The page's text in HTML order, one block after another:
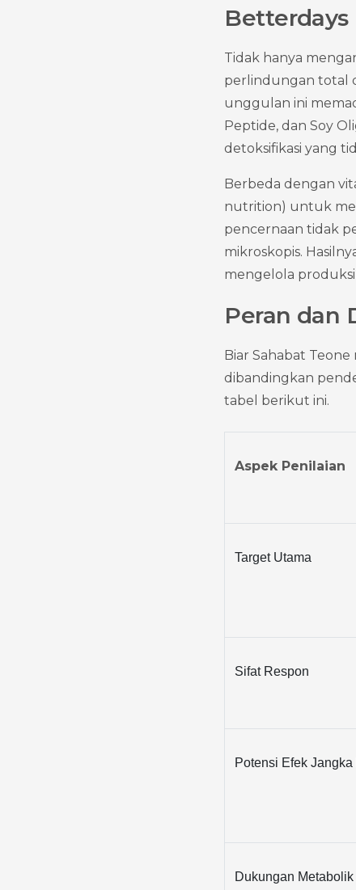
Betterdays
Tidak hanya
perlindungan total
unggulan ini
Peptide, dan Soy
detoksifikasi yang
Berbeda dengan
nutrition) untuk
pencernaan tidak
mikroskopis.
mengelola
Peran dan
Biar Sahabat
dibandingkan
tabel berikut ini.
Aspek Penilaian
Target Utama
Sifat Respon
Potensi Efek
Dukungan Metabolik